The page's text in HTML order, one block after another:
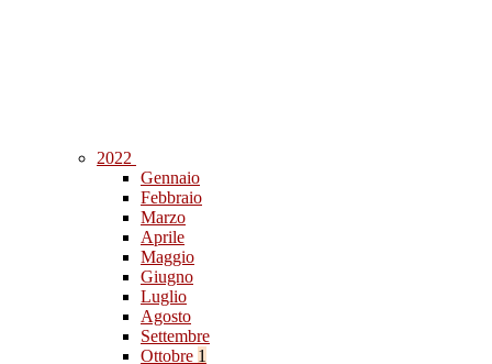
2022
Gennaio
Febbraio
Marzo
Aprile
Maggio
Giugno
Luglio
Agosto
Settembre
Ottobre 1